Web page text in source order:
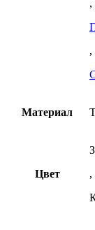
,
,
Материал
Цвет
,